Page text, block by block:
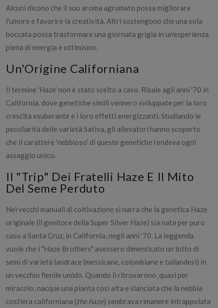
Alcuni dicono che il suo aroma agrumato possa migliorare
l'umore e favorire la creatività. Altri sostengono che una sola
boccata possa trasformare una giornata grigia in un'esperienza
piena di energia e ottimismo.
Un'Origine Californiana
Il termine 'Haze' non è stato scelto a caso. Risale agli anni '70 in
California, dove genetiche simili vennero sviluppate per la loro
crescita esuberante e i loro effetti energizzanti. Studiando le
peculiarità delle varietà Sativa, gli allevatori hanno scoperto
che il carattere 'nebbioso' di queste genetiche rendeva ogni
assaggio unico.
​Il "Trip" Dei Fratelli Haze E Il Mito
Del Seme Perduto
Nei vecchi manuali di coltivazione si narra che la genetica Haze
originale (il genitore della Super Silver Haze) sia nata per puro
caso a Santa Cruz, in California, negli anni '70. La leggenda
vuole che i "Haze Brothers" avessero dimenticato un lotto di
semi di varietà landrace (messicane, colombiane e tailandesi) in
un vecchio fienile umido. Quando li ritrovarono, quasi per
miracolo, nacque una pianta così alta e slanciata che la nebbia
costiera californiana (the haze) sembrava rimanere intrappolata